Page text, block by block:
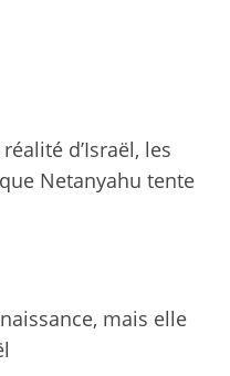
d’Israël, les
Netanyahu tente
mais elle